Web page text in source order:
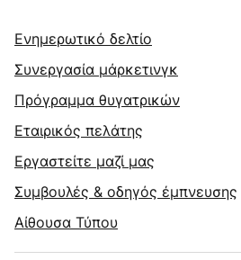
Ενημερωτικό δελτίο
Συνεργασία μάρκετινγκ
Πρόγραμμα θυγατρικών
Εταιρικός πελάτης
Εργαστείτε μαζί μας
Συμβουλές & οδηγός έμπνευσης
Αίθουσα Τύπου